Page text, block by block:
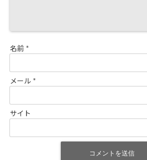
名前 *
メール *
サイト